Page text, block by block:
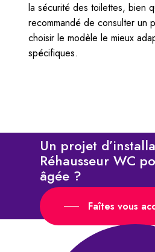
la sécurité des toilettes, bien
recommandé de consulter un
choisir le modèle le mieux
spécifiques.
Un projet
Réhausseur WC
âgée ?
Faîtes vous